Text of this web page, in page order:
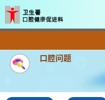
口腔问题